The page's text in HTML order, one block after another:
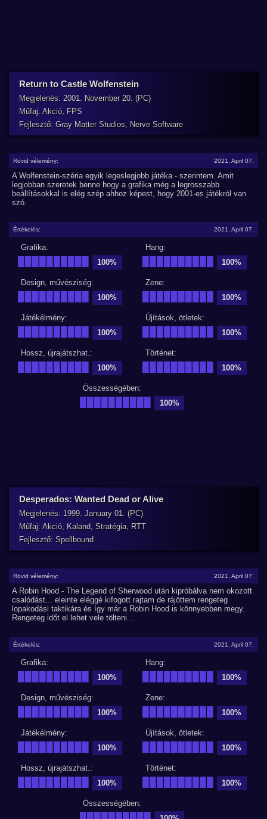
Return to Castle Wolfenstein
Megjelenés: 2001. November 20. (PC)
Műfaj: Akció, FPS
Fejlesztő: Gray Matter Studios, Nerve Software
Rövid vélemény: 2021. April 07.
A Wolfenstein-széria egyik legeslegjobb játéka - szerintem. Amit
legjobban szeretek benne hogy a grafika még a legrosszabb
beállításokkal is elég szép ahhoz képest, hogy 2001-es játékról van
szó.
Értékelés: 2021. April 07.
Grafika:
100%
Hang:
100%
Design, művésziség:
100%
Zene:
100%
Játékélmény:
100%
Újítások, ötletek:
100%
Hossz, újrajátszhat.:
100%
Történet:
100%
Összességében:
100%
Desperados: Wanted Dead or Alive
Megjelenés: 1999. January 01. (PC)
Műfaj: Akció, Kaland, Stratégia, RTT
Fejlesztő: Spellbound
Rövid vélemény: 2021. April 07.
A Robin Hood - The Legend of Sherwood után kipróbálva nem okozott
csalódást... eleinte eléggé kifogott rajtam de rájöttem rengeteg
lopakodási taktikára és így már a Robin Hood is könnyebben megy.
Rengeteg időt el lehet vele tölteni...
Értékelés: 2021. April 07.
Grafika:
100%
Hang:
100%
Design, művésziség:
100%
Zene:
100%
Játékélmény:
100%
Újítások, ötletek:
100%
Hossz, újrajátszhat.:
100%
Történet:
100%
Összességében: